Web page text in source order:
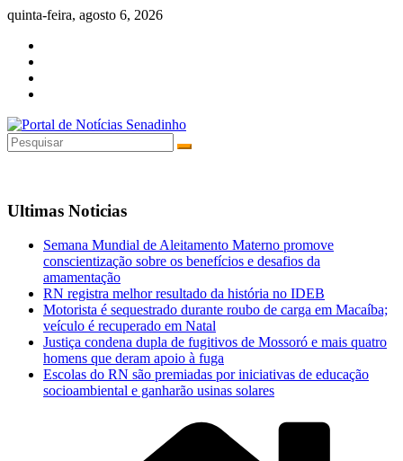
Pular
conteúdo
quinta-feira, agosto 6, 2026
Ultimas Noticias
Semana Mundial de Aleitamento Materno promove
conscientização sobre os benefícios e desafios da
amamentação
RN registra melhor resultado da história no IDEB
Motorista é sequestrado durante roubo de carga em Macaíba;
veículo é recuperado em Natal
Justiça condena dupla de fugitivos de Mossoró e mais quatro
homens que deram apoio à fuga
Escolas do RN são premiadas por iniciativas de educação
socioambiental e ganharão usinas solares